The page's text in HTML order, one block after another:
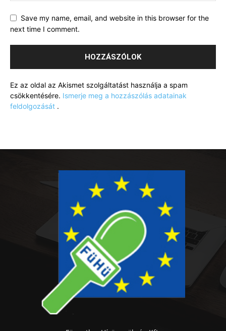
Save my name, email, and website in this browser for the
next time I comment.
Ez az oldal az Akismet szolgáltatást használja a spam
csökkentésére. Ismerje meg a hozzászólás adatainak
feldolgozását .